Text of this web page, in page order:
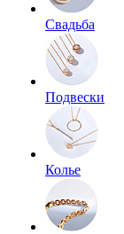
Свадьба
Подвески
Колье